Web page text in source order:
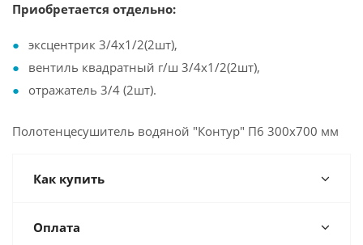
Приобретается отдельно:
эксцентрик 3/4х1/2(2шт),
вентиль квадратный г/ш 3/4х1/2(2шт),
отражатель 3/4 (2шт).
Полотенцесушитель водяной "Контур" П6 300х700 мм
Как купить
Оплата